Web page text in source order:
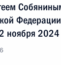
ноября 2024